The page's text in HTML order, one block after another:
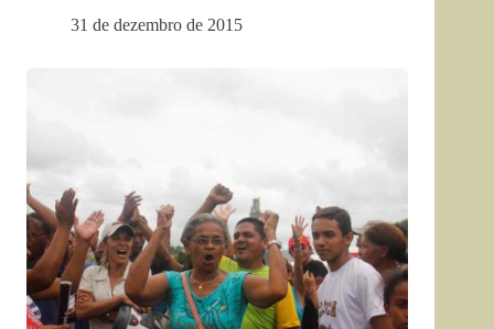
31 de dezembro de 2015